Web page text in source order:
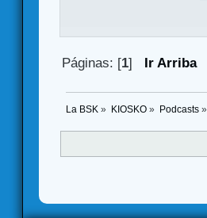
Páginas: [1] Ir Arriba
La BSK » KIOSKO» Podcasts»